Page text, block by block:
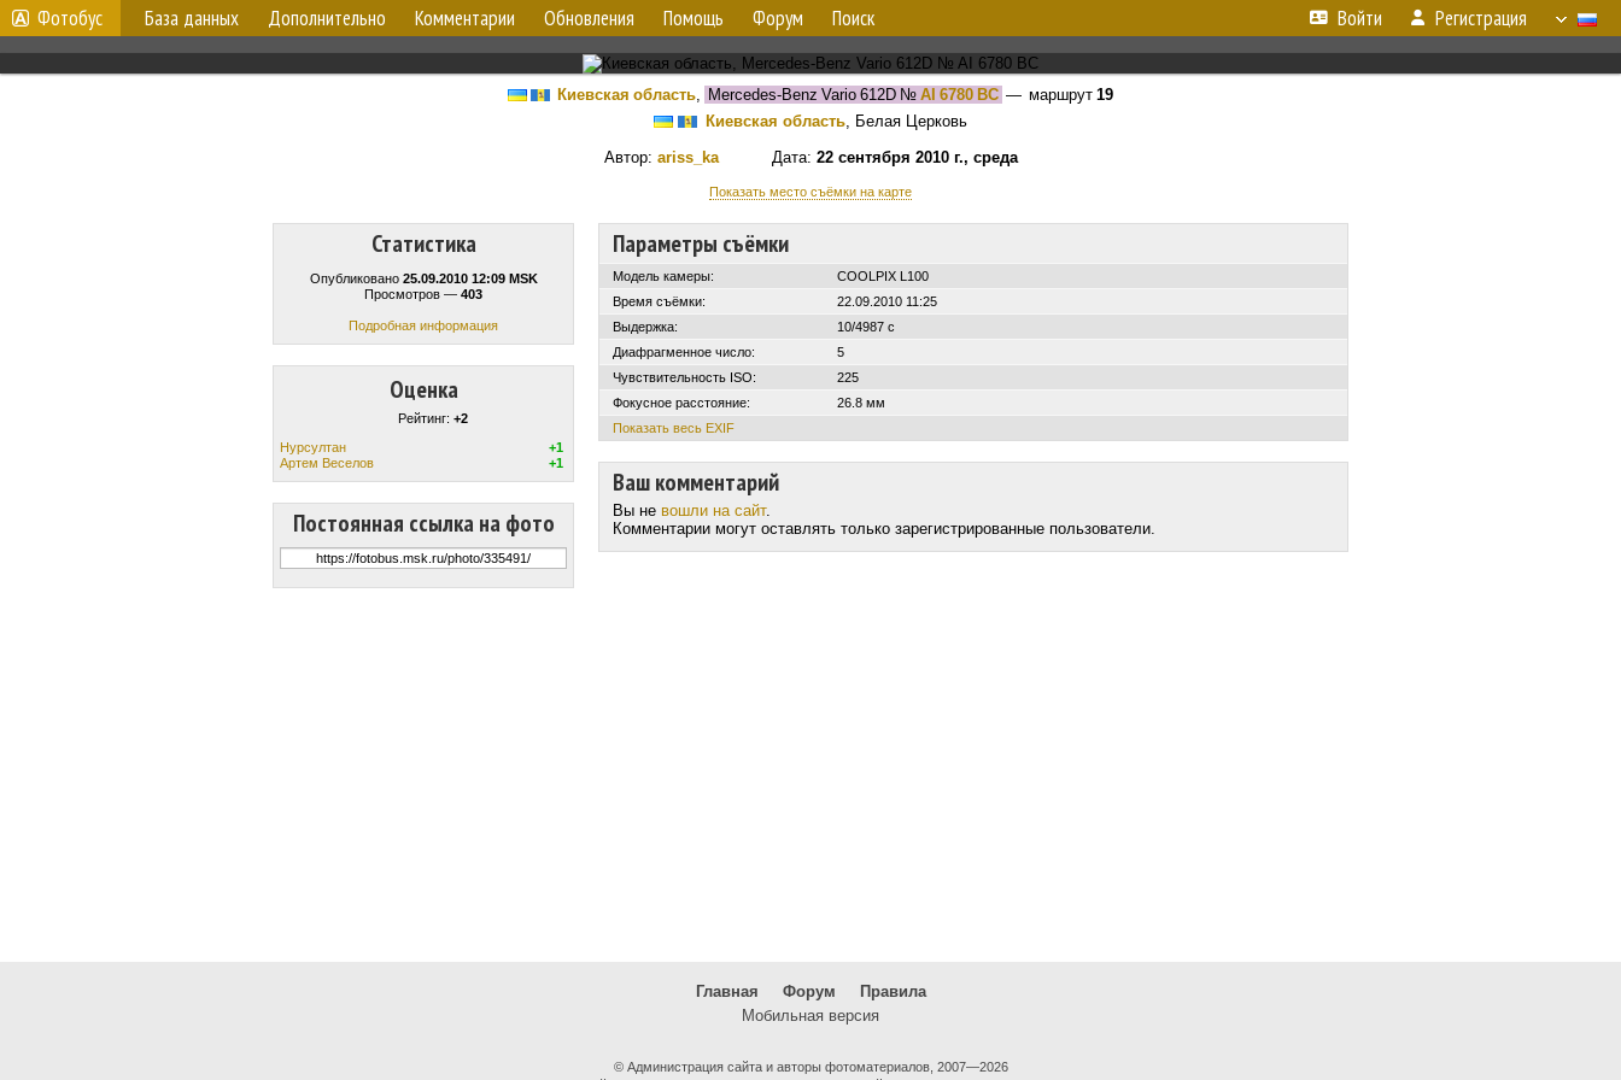
Фотобус База данных Дополнительно Комментарии Обновления Помощь Форум Поиск Войти Регистрация
Киевская область, Mercedes-Benz Vario 612D № AI 6780 BC — маршрут 19
Киевская область, Белая Церковь
Автор: ariss_kaДата: 22 сентября 2010 г., среда
Показать место съёмки на карте
Статистика
Опубликовано 25.09.2010 12:09 MSK
Просмотров — 403
Подробная информация
Оценка
Рейтинг: +2
Нурсултан
+1
Артем Веселов
+1
Постоянная ссылка на фото
Параметры съёмки
Модель камеры:
COOLPIX L100
Время съёмки:
22.09.2010 11:25
Выдержка:
10/4987 с
Диафрагменное число:
5
Чувствительность ISO:
225
Фокусное расстояние:
26.8 мм
Показать весь EXIF
Ваш комментарий
Вы не вошли на сайт.
Комментарии могут оставлять только зарегистрированные пользователи.
Главная Форум
Правила
Мобильная версия
© Администрация сайта и авторы фотоматериалов, 2007—2026